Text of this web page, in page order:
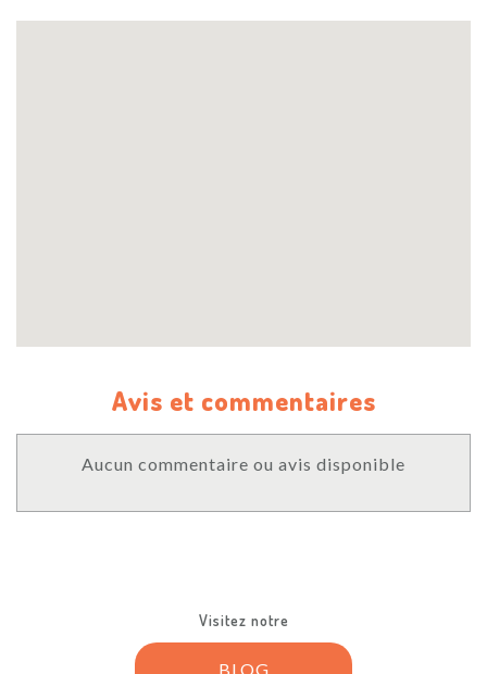
Avis et commentaires
Aucun commentaire ou avis disponible
Visitez notre
BLOG